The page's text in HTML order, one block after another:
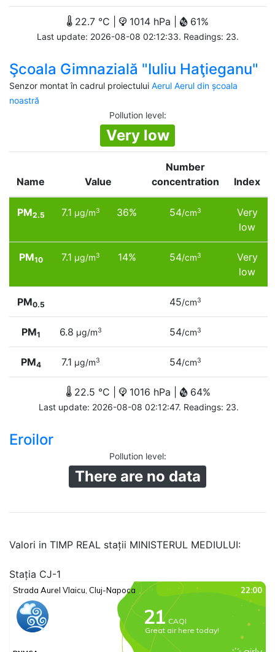
22.7 °C | 1014 hPa | 61%
Last update: 2026-08-08 02:12:33. Readings: 23.
Şcoala Gimnazială "Iuliu Haţieganu"
Senzor montat în cadrul proiectului Aerul Aerul din școala
noastră
Pollution level:
Very low
Name Value
Number
concentration
Index
PM2.5 7.1 µg/m3 36% 54/cm3
Very
low
PM10 7.1 µg/m3 14% 54/cm3
Very
low
PM0.5 45/cm3
PM1 6.8 µg/m3 54/cm3
PM4 7.1 µg/m3 54/cm3
22.5 °C | 1016 hPa | 64%
Last update: 2026-08-08 02:12:47. Readings: 23.
Eroilor
Pollution level:
There are no data
Valori in TIMP REAL stații MINISTERUL MEDIULUI:
Stația CJ-1